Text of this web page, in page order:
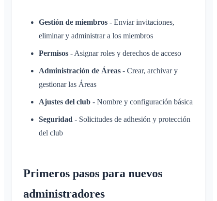
Cerrar el Klubraum
Preguntas frecuentes
Gestión de miembros - Enviar invitaciones,
eliminar y administrar a los miembros
Permisos - Asignar roles y derechos de acceso
Administración de Áreas - Crear, archivar y
gestionar las Áreas
Ajustes del club - Nombre y configuración básica
Seguridad - Solicitudes de adhesión y protección
del club
Primeros pasos para nuevos
administradores